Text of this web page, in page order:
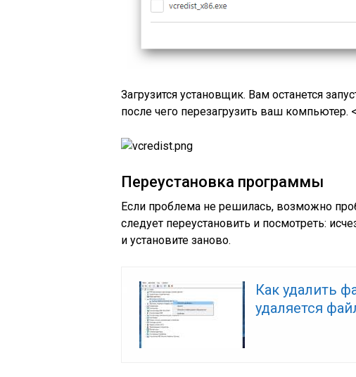
Загрузится установщик. Вам останется
после чего перезагрузить ваш компьютер.
Переустановка программы
Если проблема не решилась, возможно
следует переустановить и посмотреть:
и установите заново.
Как удалить
удаляется